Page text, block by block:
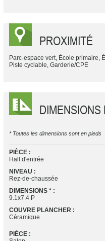
PROXIMITÉ
Parc-espace vert, École primaire,
Piste cyclable, Garderie/CPE
DIMENSIONS
* Toutes les dimensions sont en pieds
PIÈCE :
Hall d'entrée
NIVEAU :
Rez-de-chaussée
DIMENSIONS * :
9.1x7.4 P
COUVRE PLANCHER :
Céramique
PIÈCE :